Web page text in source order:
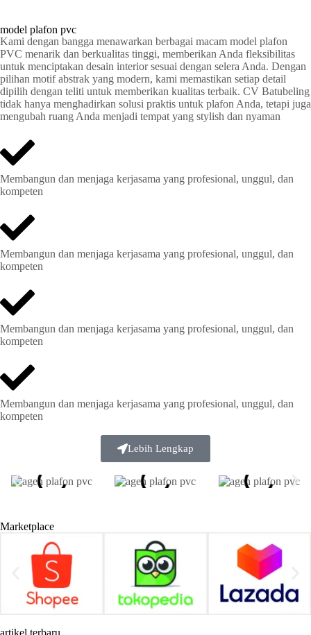
model plafon pvc
Kami dengan bangga menawarkan berbagai macam model plafon
PVC menarik dan berkualitas tinggi, memberikan Anda fleksibilitas
untuk menciptakan desain interior sesuai dengan selera Anda. Dengan
pilihan motif abstrak yang modern, kami memastikan setiap detail
dipilih dengan teliti untuk memberikan kualitas terbaik. CV Batubeling
tidak hanya menghadirkan solusi praktis untuk plafon Anda, tetapi juga
mengubah ruang Anda menjadi tempat yang stylish dan nyaman
Membangun dan menjaga kerjasama yang profesional, unggul, dan
kompeten
Membangun dan menjaga kerjasama yang profesional, unggul, dan
kompeten
Membangun dan menjaga kerjasama yang profesional, unggul, dan
kompeten
Membangun dan menjaga kerjasama yang profesional, unggul, dan
kompeten
Lebih Lengkap
Marketplace
artikel terbaru